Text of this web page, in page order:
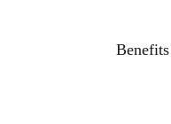
Benefits